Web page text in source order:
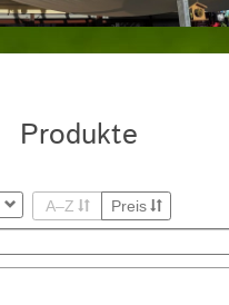
Produkte
A–Z Preis